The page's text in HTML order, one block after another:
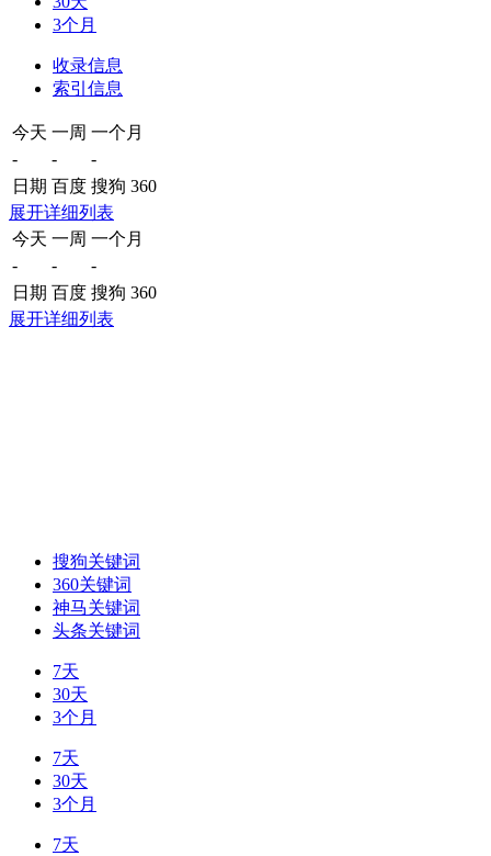
3个月
收录信息
索引信息
今天 一周 一个月
-
-
-
日期 百度 搜狗 360
展开详细列表
今天 一周 一个月
-
-
-
日期 百度 搜狗 360
展开详细列表
搜狗关键词
360关键词
神马关键词
头条关键词
7天
30天
3个月
7天
30天
3个月
7天